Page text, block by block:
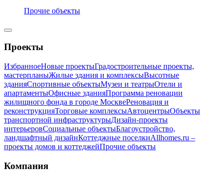
Прочие объекты
Проекты
ИзбранноеНовые проектыГрадостроительные проекты,
мастерпланыЖилые здания и комплексыВысотные
зданияСпортивные объектыМузеи и театрыОтели и
апартаментыОфисные зданияПрограмма реновации
жилищного фонда в городе МосквеРеновация и
реконструкцияТорговые комплексыАвтоцентрыОбъекты
транспортной инфраструктурыДизайн-проекты
интерьеровСоциальные объектыБлагоустройство,
ландшафтный дизайнКоттеджные поселкиAllhomes.ru –
проекты домов и коттеджейПрочие объекты
Компания